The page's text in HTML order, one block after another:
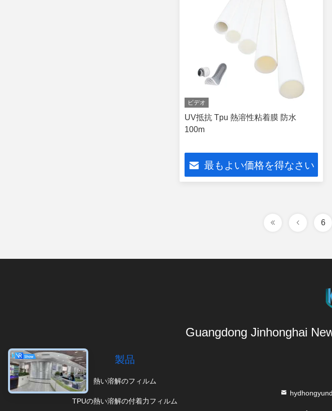
ビデオ
UV抵抗 Tpu 熱溶性粘着膜 防水
100m
最もよい価格を得なさい
6
Guangdong Jinhonghai
製品
熱い溶解のフィルム
TPUの熱い溶解の付着力フィルム